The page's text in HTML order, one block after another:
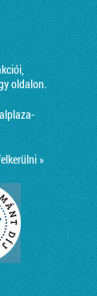
oldalon.
»